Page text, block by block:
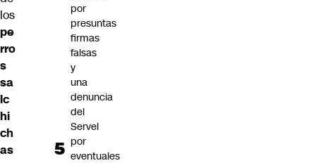
los
pe
rro
s
sa
lc
hi
ch
as
por
presuntas
firmas
falsas
y
una
denuncia
del
Servel
por
eventuales